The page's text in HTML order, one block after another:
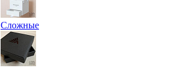
Сложные